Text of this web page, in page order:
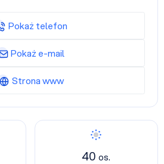
40os.
Pokaż telefon
Pokaż e-mail
Strona www